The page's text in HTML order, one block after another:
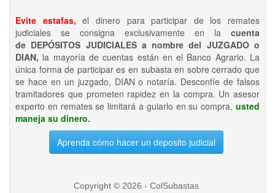
Evite estafas, el dinero para participar de los remates
judiciales se consigna exclusivamente en la cuenta
de DEPÓSITOS JUDICIALES a nombre del JUZGADO o
DIAN, la mayoría de cuentas están en el Banco Agrario. La
única forma de participar es en subasta en sobre cerrado que
se hace en un juzgado, DIAN o notaría. Desconfíe de falsos
tramitadores que prometen rapidez en la compra. Un asesor
experto en remates se limitará a guiarlo en su compra, usted
maneja su dinero.
Aprenda cómo hacer un deposito judicial
Copyright © 2026 - ColSubastas